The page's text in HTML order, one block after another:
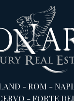
-ROM -
-FORTE